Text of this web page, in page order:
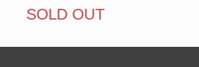
SOLD OUT